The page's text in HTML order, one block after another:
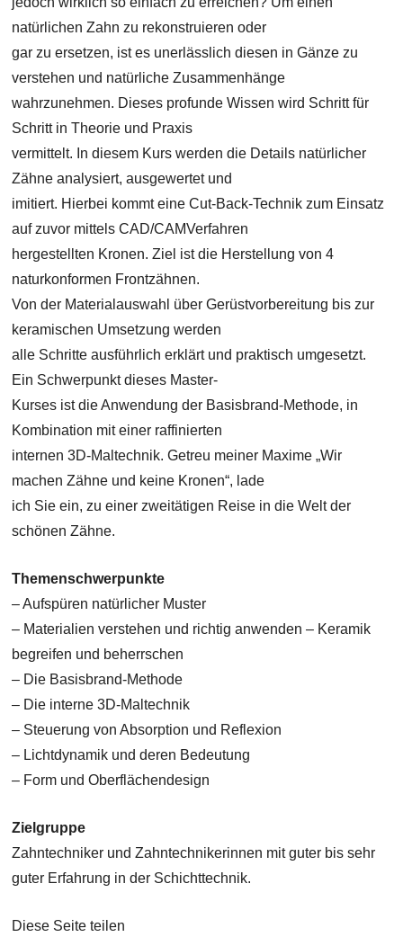
natürlichen Zahn zu rekonstruieren oder
gar zu ersetzen, ist es unerlässlich diesen in Gänze zu
verstehen und natürliche Zusammenhänge
wahrzunehmen. Dieses profunde Wissen wird Schritt für
Schritt in Theorie und Praxis
vermittelt. In diesem Kurs werden die Details natürlicher
Zähne analysiert, ausgewertet und
imitiert. Hierbei kommt eine Cut-Back-Technik zum Einsatz
auf zuvor mittels CAD/CAMVerfahren
hergestellten Kronen. Ziel ist die Herstellung von 4
naturkonformen Frontzähnen.
Von der Materialauswahl über Gerüstvorbereitung bis zur
keramischen Umsetzung werden
alle Schritte ausführlich erklärt und praktisch umgesetzt.
Ein Schwerpunkt dieses Master-
Kurses ist die Anwendung der Basisbrand-Methode, in
Kombination mit einer raffinierten
internen 3D-Maltechnik. Getreu meiner Maxime „Wir
machen Zähne und keine Kronen“, lade
ich Sie ein, zu einer zweitätigen Reise in die Welt der
schönen Zähne.
Themenschwerpunkte
– Aufspüren natürlicher Muster
– Materialien verstehen und richtig anwenden – Keramik
begreifen und beherrschen
– Die Basisbrand-Methode
– Die interne 3D-Maltechnik
– Steuerung von Absorption und Reflexion
– Lichtdynamik und deren Bedeutung
– Form und Oberflächendesign
Zielgruppe
Zahntechniker und Zahntechnikerinnen mit guter bis sehr
guter Erfahrung in der Schichttechnik.
Diese Seite teilen